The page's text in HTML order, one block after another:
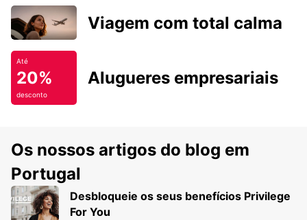
Viagem com total calma
Até
20%
desconto
Alugueres empresariais
Os nossos artigos do blog em
Portugal
Desbloqueie os seus benefícios Privilege
For You